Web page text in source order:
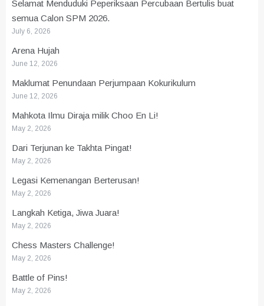
Selamat Menduduki Peperiksaan Percubaan Bertulis buat
semua Calon SPM 2026.
July 6, 2026
Arena Hujah
June 12, 2026
Maklumat Penundaan Perjumpaan Kokurikulum
June 12, 2026
Mahkota Ilmu Diraja milik Choo En Li!
May 2, 2026
Dari Terjunan ke Takhta Pingat!
May 2, 2026
Legasi Kemenangan Berterusan!
May 2, 2026
Langkah Ketiga, Jiwa Juara!
May 2, 2026
Chess Masters Challenge!
May 2, 2026
Battle of Pins!
May 2, 2026